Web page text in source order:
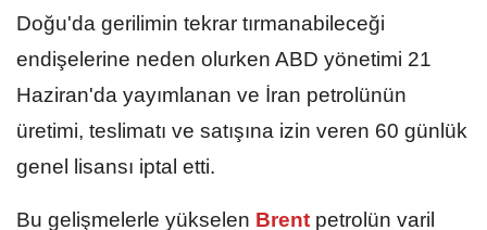
Doğu'da gerilimin tekrar tırmanabileceği
endişelerine neden olurken ABD yönetimi 21
Haziran'da yayımlanan ve İran petrolünün
üretimi, teslimatı ve satışına izin veren 60 günlük
genel lisansı iptal etti.
Bu gelişmelerle yükselen Brent petrolün varil